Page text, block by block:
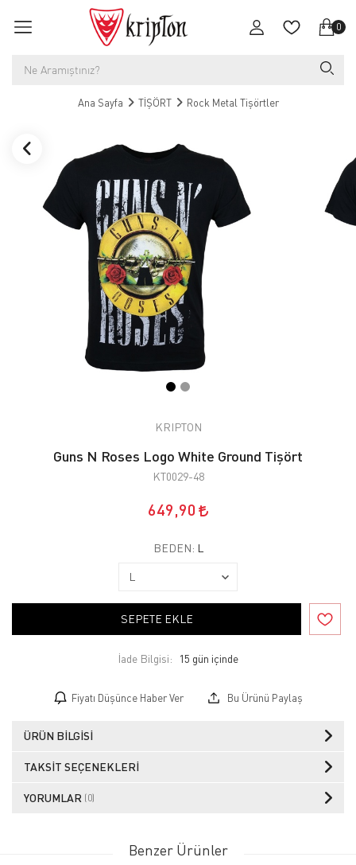
0
Ana Sayfa TİŞÖRT Rock Metal Tişörtler
KRIPTON
Guns N Roses Logo White Ground Tişört
KT0029-48
649,90
BEDEN: L
SEPETE EKLE
İade Bilgisi:
Fiyatı Düşünce Haber Ver Bu Ürünü Paylaş
ÜRÜN BILGISI
TAKSIT SEÇENEKLERI
YORUMLAR (0)
Benzer Ürünler